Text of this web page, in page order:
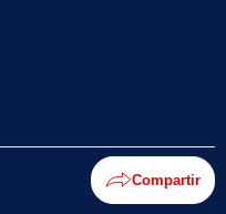
Compartir